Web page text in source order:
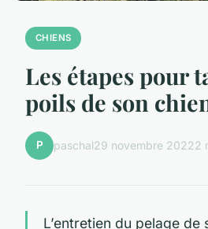
CHIENS
Les étapes pour
poils de son
P paschal29 novembre 20222
L’entretien du pelage